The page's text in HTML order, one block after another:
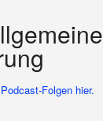
Folgen hier.